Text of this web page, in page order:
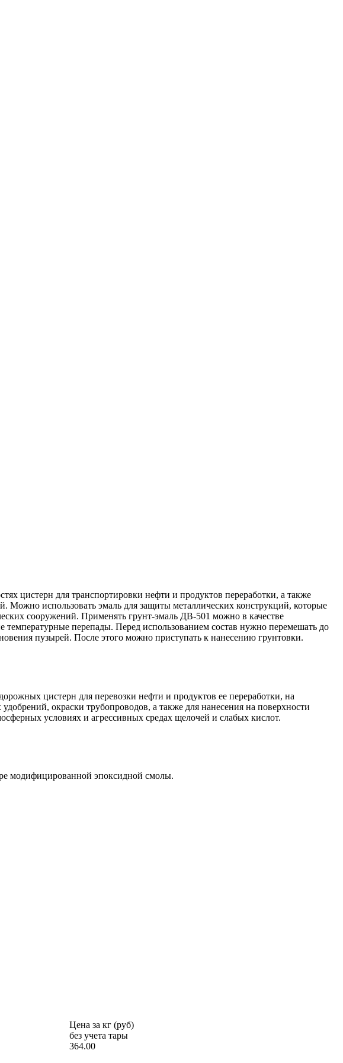
цистерн для транспортировки нефти и продуктов переработки, а также
Можно использовать эмаль для защиты металлических конструкций, которые
сооружений. Применять грунт-эмаль ДВ-501 можно в качестве
перепады. Перед использованием состав нужно перемешать до
пузырей. После этого можно приступать к нанесению грунтовки.
цистерн для перевозки нефти и продуктов ее переработки, на
окраски трубопроводов, а также для нанесения на поверхности
условиях и агрессивных средах щелочей и слабых кислот.
модифицированной эпоксидной смолы.
Цена за кг (руб)
без учета тары
364.00